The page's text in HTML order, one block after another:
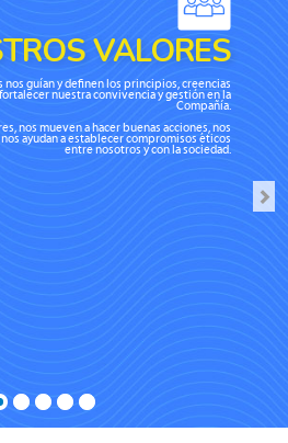
VALORES
guían y definen los principios, creencias
nuestra convivencia y gestión en la
Compañía.
nos mueven a hacer buenas acciones, nos
ayudan a establecer compromisos éticos
entre nosotros y con la sociedad.